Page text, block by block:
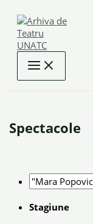
content
Spectacole
Stagiune